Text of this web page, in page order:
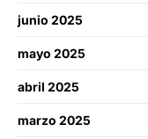
junio 2025
mayo 2025
abril 2025
marzo 2025